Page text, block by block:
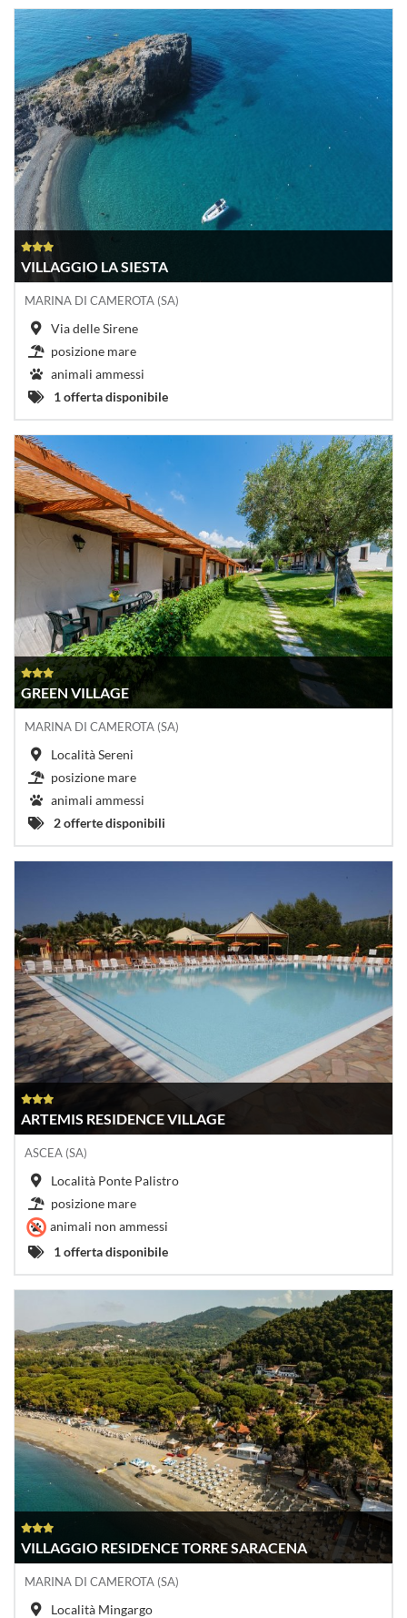
VILLAGGIO LA SIESTA
MARINA DI CAMEROTA (SA)
Via delle Sirene
posizione mare
animali ammessi
1 offerta disponibile
GREEN VILLAGE
MARINA DI CAMEROTA (SA)
Località Sereni
posizione mare
animali ammessi
2 offerte disponibili
ARTEMIS RESIDENCE VILLAGE
ASCEA (SA)
Località Ponte Palistro
posizione mare
animali non ammessi
1 offerta disponibile
VILLAGGIO RESIDENCE TORRE SARACENA
MARINA DI CAMEROTA (SA)
Località Mingargo